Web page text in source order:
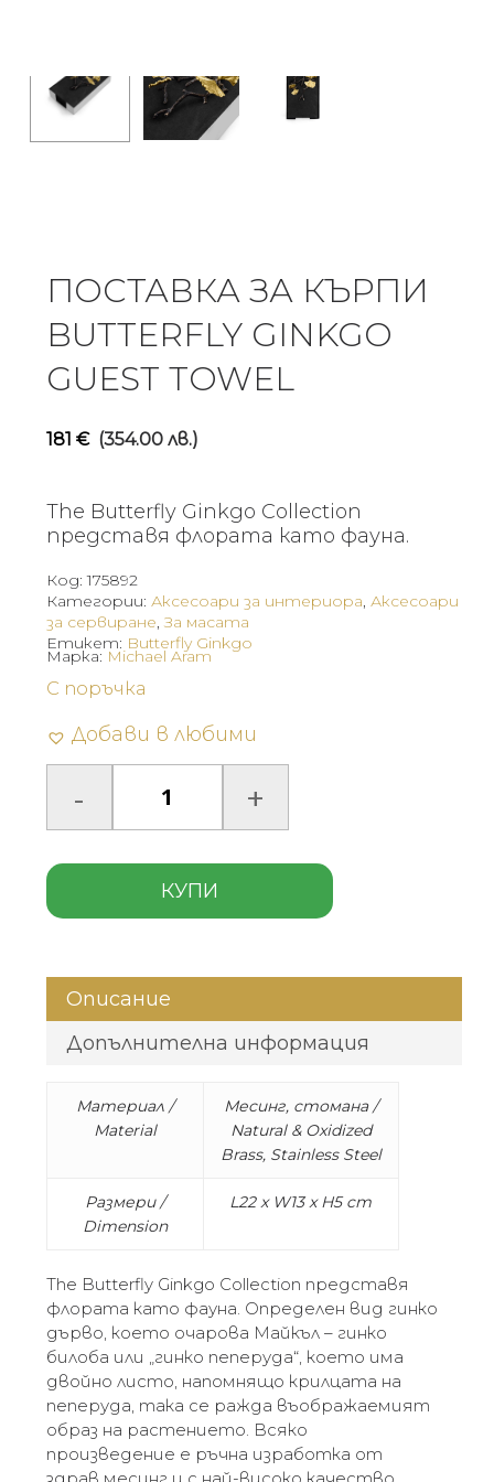
ПОСТАВКА ЗА КЪРПИ
BUTTERFLY GINKGO
GUEST TOWEL
181 € (354.00 лв.)
The Butterfly Ginkgo Collection
представя флората като фауна.
Код:175892
Категории: Аксесоари за интериора, Аксесоари
за сервиране,За масата
Етикет: Butterfly Ginkgo
С поръчка
Добави в любими
КУПИ
Марка: Michael Aram
Описание
Допълнителна информация
Материал /
Material
Месинг, стомана /
Natural & Oxidized
Brass, Stainless Steel
Размери /
Dimension
L22 x W13 x H5 cm
The Butterfly Ginkgo Collection представя
флората като фауна. Определен вид гинко
дърво, което очарова Майкъл – гинко
билоба или „гинко пеперуда“, което има
двойно листо, напомнящо крилцата на
пеперуда, така се ражда въображаемият
образ на растението. Всяко
произведение е ръчна изработка от